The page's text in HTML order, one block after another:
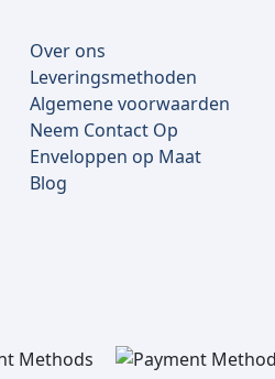
Over ons
Leveringsmethoden
Algemene voorwaarden
Neem Contact Op
Enveloppen op Maat
Blog